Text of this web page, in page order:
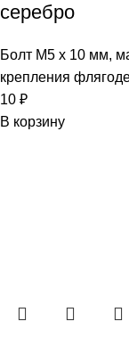
серебро
Болт М5 х 10 мм,
крепления
10 ₽
В корзину